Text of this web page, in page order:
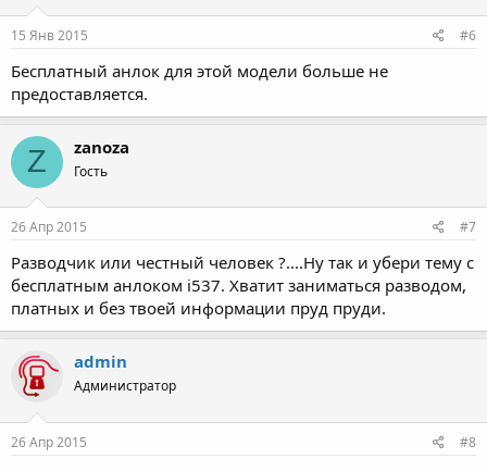
15 Янв 2015 #6
Бесплатный анлок для этой модели больше не
предоставляется.
Z zanoza
Гость
26 Апр 2015 #7
Разводчик или честный человек ?....Ну так и убери тему с
бесплатным анлоком i537. Хватит заниматься разводом,
платных и без твоей информации пруд пруди.
admin
Администратор
26 Апр 2015 #8